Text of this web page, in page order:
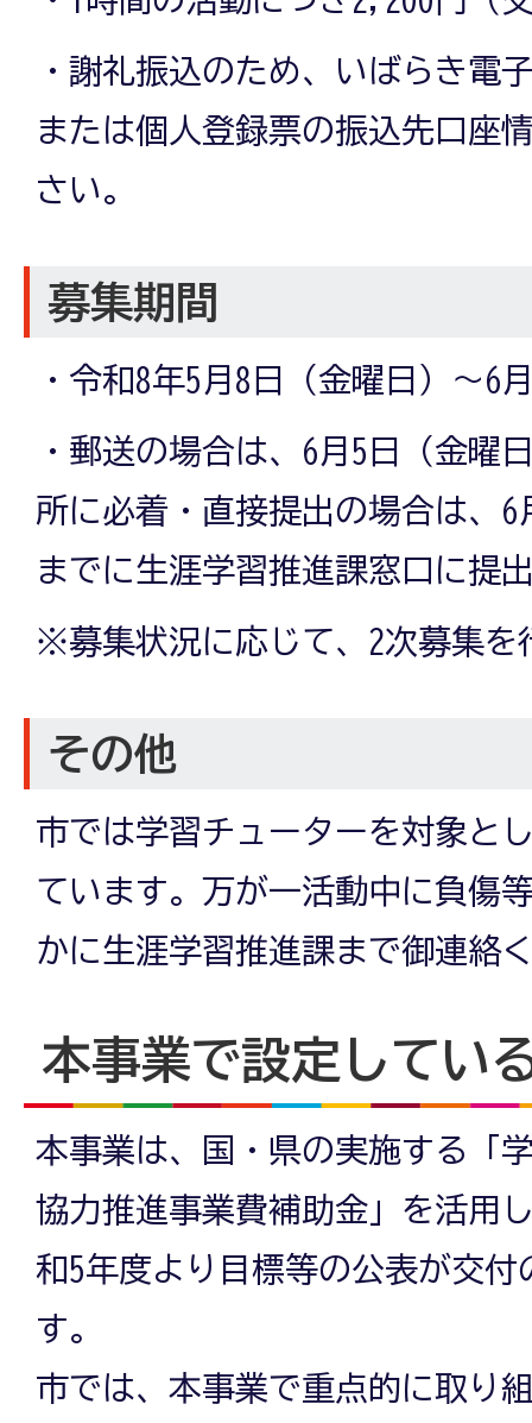
・謝礼振込のため、いばらき電
または個人登録票の振込先口座
さい。
募集期間
・令和8年5月8日（金曜日）～6
・郵送の場合は、6月5日（金曜
所に必着・直接提出の場合は、
までに生涯学習推進課窓口に提
※募集状況に応じて、2次募集を
その他
市では学習チューターを対象と
ています。万が一活動中に負傷
かに生涯学習推進課まで御連絡
本事業で設定してい
本事業は、国・県の実施する「
協力推進事業費補助金」を活用
和5年度より目標等の公表が交付
す。
市では、本事業で重点的に取り